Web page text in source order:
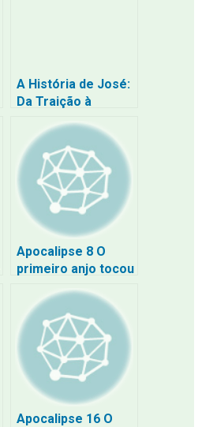
A História de José:
Da Traição à
(Gênesis 37-50)
Apocalipse 8 O
primeiro anjo tocou
Apocalipse 16 O